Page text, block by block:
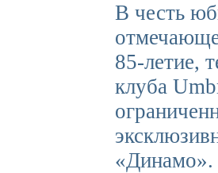
В честь
85-летие,
клуба
«Динамо».